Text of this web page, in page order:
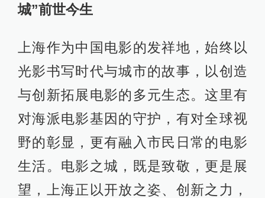
城”前世今生
上海作为中国电影的发祥地，始终以
光影书写时代与城市的故事，以创造
与创新拓展电影的多元生态。这里有
对海派电影基因的守护，有对全球视
野的彰显，更有融入市民日常的电影
生活。电影之城，既是致敬，更是展
望，上海正以开放之姿、创新之力，